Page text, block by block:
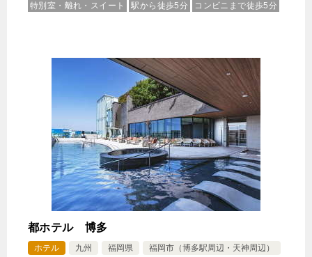
特別室・離れ・スイート 駅から徒歩5分 コンビニまで徒歩5分
都ホテル 博多
ホテル 九州 福岡県
福岡市（博多駅周辺・天神周辺）